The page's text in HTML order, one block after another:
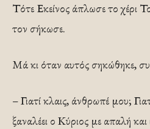
Τότε Εκείνος άπλωσε το χέρι
τον σήκωσε.
Μά κι όταν αυτός σηκώθηκε,
– Γιατί κλαις, άνθρωπέ μου;
ξαναλέει ο Κύριος με απαλή